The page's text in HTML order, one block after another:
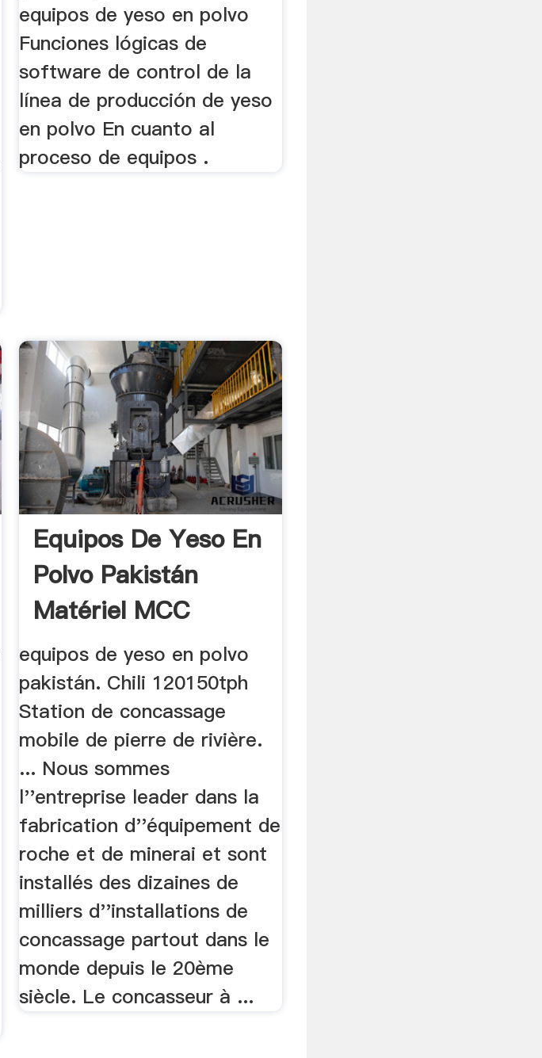
equipos de yeso en polvo
Funciones lógicas de
software de control de la
línea de producción de yeso
en polvo En cuanto al
proceso de equipos .
Equipos De Yeso En
Polvo Pakistán
Matériel MCC
Machinery
equipos de yeso en polvo
pakistán. Chili 120150tph
Station de concassage
mobile de pierre de rivière.
... Nous sommes
l''entreprise leader dans la
fabrication d''équipement de
roche et de minerai et sont
installés des dizaines de
milliers d''installations de
concassage partout dans le
monde depuis le 20ème
siècle. Le concasseur à ...